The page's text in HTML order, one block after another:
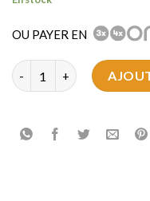
OU PAYER EN
quantité de Ecouvillon